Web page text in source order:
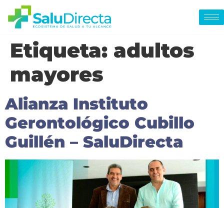
Etiqueta: adultos
mayores
Alianza Instituto
Gerontológico Cubillo
Guillén – SaluDirecta